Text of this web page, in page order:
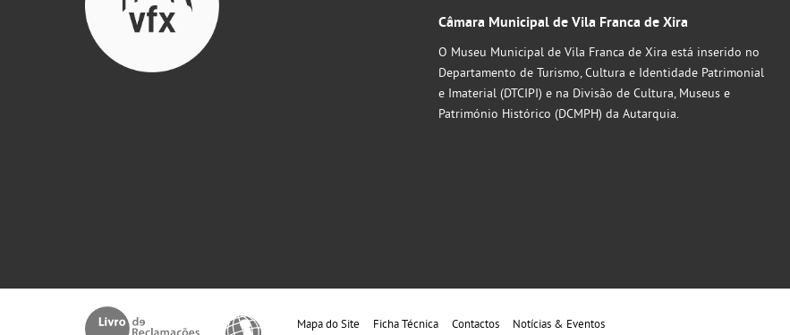
Câmara Municipal de Vila Franca de Xira
O Museu Municipal de Vila Franca de Xira está inserido no
Departamento de Turismo, Cultura e Identidade Patrimonial
e Imaterial (DTCIPI) e na Divisão de Cultura, Museus e
Património Histórico (DCMPH) da Autarquia.
Mapa do Site Ficha Técnica Contactos
Notícias & Eventos